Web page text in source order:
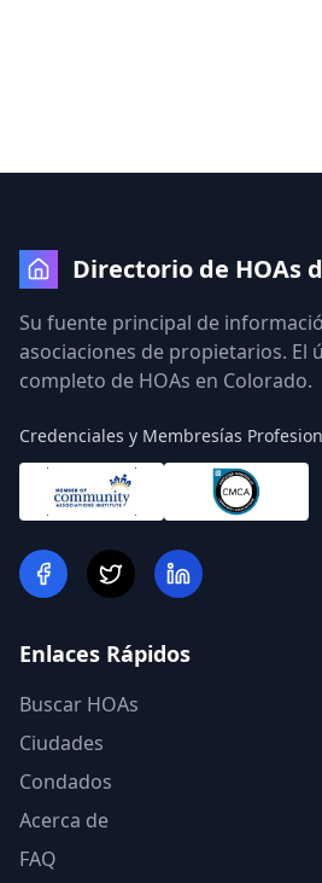
Directorio de HOAs
Su fuente principal de
asociaciones de propietarios. El
completo de HOAs en Colorado.
Credenciales y Membresías
Enlaces Rápidos
Buscar HOAs
Ciudades
Condados
Acerca de
FAQ